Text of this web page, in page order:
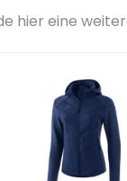
hier eine